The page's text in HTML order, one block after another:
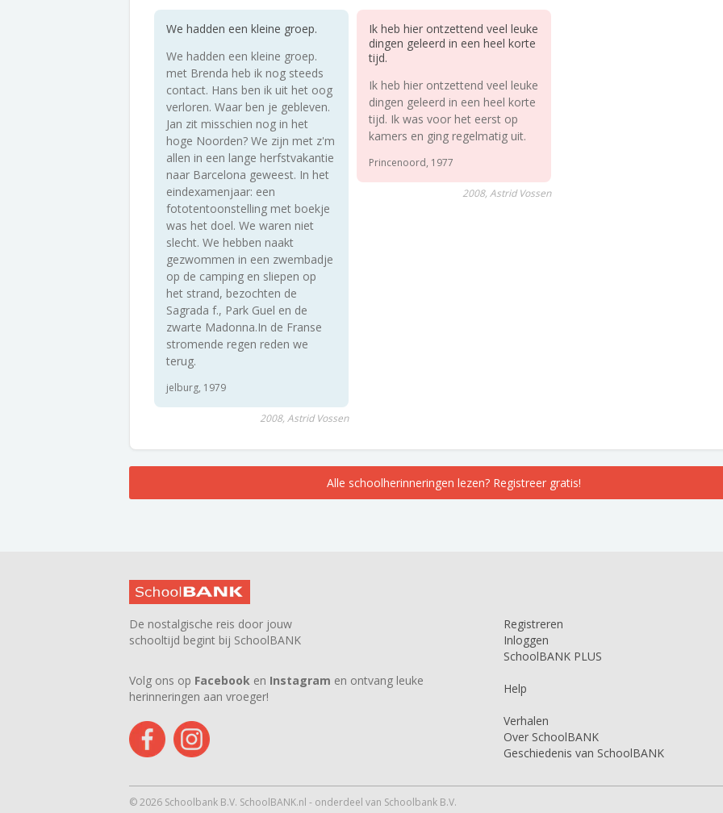
We hadden een kleine groep.
We hadden een kleine groep.
met Brenda heb ik nog steeds
contact. Hans ben ik uit het oog
verloren. Waar ben je gebleven.
Jan zit misschien nog in het
hoge Noorden? We zijn met z'm
allen in een lange herfstvakantie
naar Barcelona geweest. In het
eindexamenjaar: een
fototentoonstelling met boekje
was het doel. We waren niet
slecht. We hebben naakt
gezwommen in een zwembadje
op de camping en sliepen op
het strand, bezochten de
Sagrada f., Park Guel en de
zwarte Madonna.In de Franse
stromende regen reden we
terug.
jelburg, 1979
2008, Astrid Vossen
Ik heb hier ontzettend veel leuke
dingen geleerd in een heel korte
tijd.
Ik heb hier ontzettend veel leuke
dingen geleerd in een heel korte
tijd. Ik was voor het eerst op
kamers en ging regelmatig uit.
Princenoord, 1977
2008, Astrid Vossen
Alle schoolherinneringen lezen? Registreer gratis!
De nostalgische reis door jouw
schooltijd begint bij SchoolBANK
Volg ons op Facebook en Instagram en ontvang leuke
herinneringen aan vroeger!
Registreren
Inloggen
SchoolBANK PLUS
Help
Verhalen
Over SchoolBANK
Geschiedenis van SchoolBANK
© 2026 Schoolbank B.V. SchoolBANK.nl - onderdeel van Schoolbank B.V.